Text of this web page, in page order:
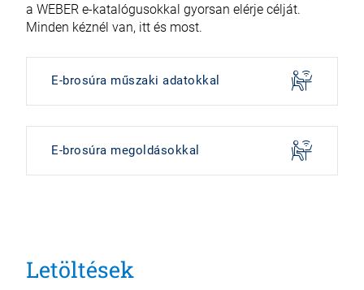
a WEBER e-katalógusokkal gyorsan elérje célját.
Minden kéznél van, itt és most.
E-brosúra műszaki adatokkal
E-brosúra megoldásokkal
Letöltések